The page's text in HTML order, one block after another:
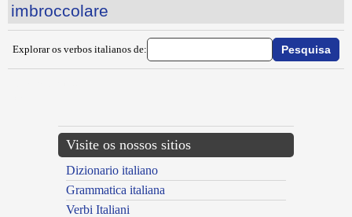
imbroccolare
Explorar os verbos italianos de:
Visite os nossos sitios
Dizionario italiano
Grammatica italiana
Verbi Italiani